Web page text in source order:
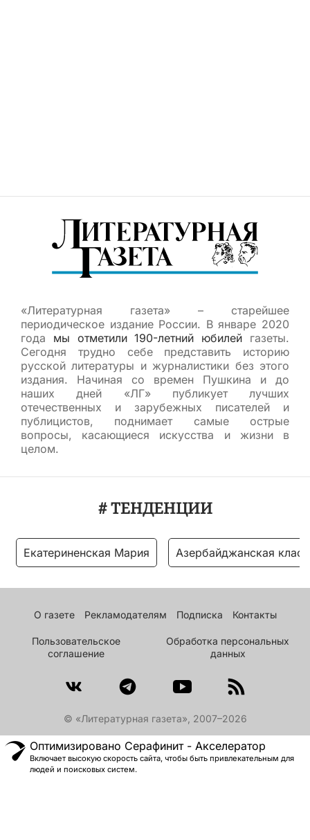
«Литературная газета» – старейшее
периодическое издание России. В январе 2020
года мы отметили 190-летний юбилей газеты.
Сегодня трудно себе представить историю
русской литературы и журналистики без этого
издания. Начиная со времен Пушкина и до
наших дней «ЛГ» публикует лучших
отечественных и зарубежных писателей и
публицистов, поднимает самые острые
вопросы, касающиеся искусства и жизни в
целом.
# ТЕНДЕНЦИИ
Екатериненская Мария Азербайджанская
О газете Рекламодателям Подписка Контакты
Пользовательское
соглашение
Обработка персональных
данных
© «Литературная газета», 2007–2026
Оптимизировано Серафинит - Акселератор
Включает высокую скорость сайта, чтобы быть привлекательным для
людей и поисковых систем.